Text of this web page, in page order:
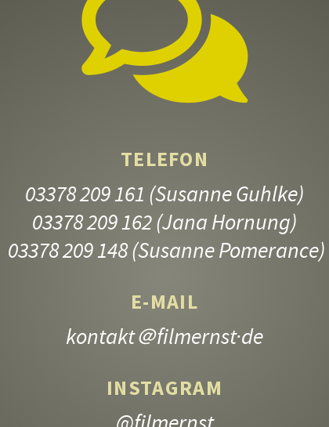
TELEFON
03378 209 161 (Susanne Guhlke)
03378 209 162(Jana Hornung)
03378 209 148(Susanne Pomerance)
E-MAIL
kontakt＠filmernst·de
INSTAGRAM